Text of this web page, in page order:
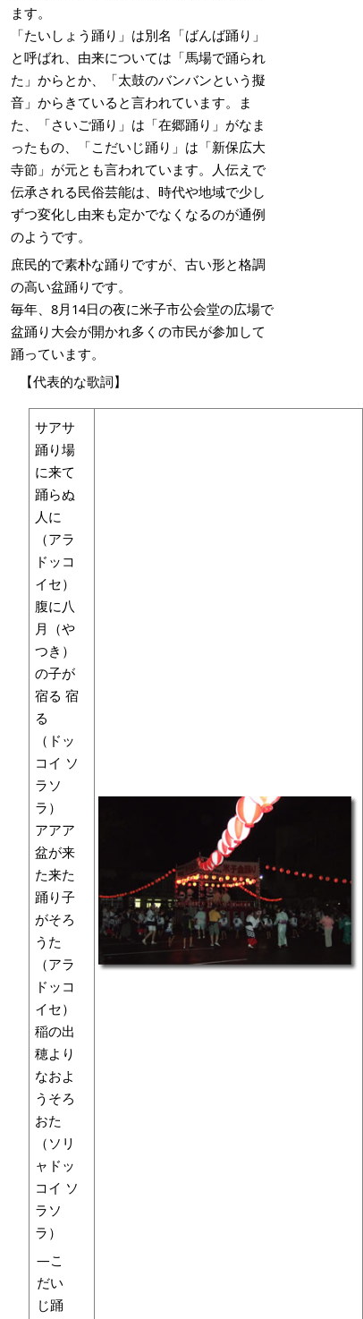
ます。
「たいしょう踊り」は別名「ばんば踊り」
と呼ばれ、由来については「馬場で踊られ
た」からとか、「太鼓のバンバンという擬
音」からきていると言われています。ま
た、「さいご踊り」は「在郷踊り」がなま
ったもの、「こだいじ踊り」は「新保広大
寺節」が元とも言われています。人伝えで
伝承される民俗芸能は、時代や地域で少し
ずつ変化し由来も定かでなくなるのが通例
のようです。
庶民的で素朴な踊りですが、古い形と格調
の高い盆踊りです。
毎年、8月14日の夜に米子市公会堂の広場で
盆踊り大会が開かれ多くの市民が参加して
踊っています。
【代表的な歌詞】
サアサ
踊り場
に来て
踊らぬ
人に
（アラ
ドッコ
イセ）
腹に八
月（や
つき）
の子が
宿る 宿
る
（ドッ
コイ ソ
ラソ
ラ）
アアア
盆が来
た来た
踊り子
がそろ
うた
（アラ
ドッコ
イセ）
稲の出
穂より
なおよ
うそろ
おた
（ソリ
ャドッ
コイ ソ
ラソ
ラ）
―こ
だい
じ踊